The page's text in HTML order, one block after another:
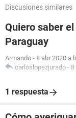
Discusiones similares
Quiero saber
Paraguay
Armando - 8 abr 2020 a
carloslopezjurado - 8
1 respuesta